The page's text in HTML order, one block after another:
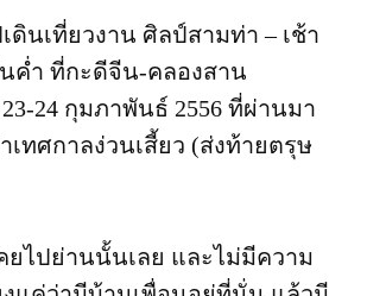
ดินเที่ยวงาน ศิลป์สามท่า – เช้า
ค่ำ ที่กะดีจีน-คลองสาน
24 กุมภาพันธ์ 2556 ที่ผ่านมา
เทศกาลง่วนเสี้ยว (ส่งท้ายตรุษ
ยไปย่านนั้นเลย และไม่มีความ